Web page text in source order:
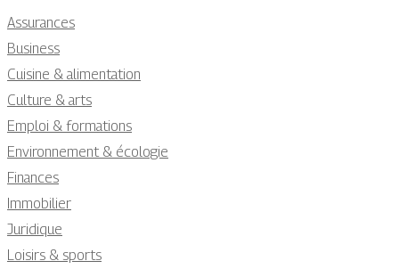
Assurances
Business
Cuisine & alimentation
Culture & arts
Emploi & formations
Environnement & écologie
Finances
Immobilier
Juridique
Loisirs & sports